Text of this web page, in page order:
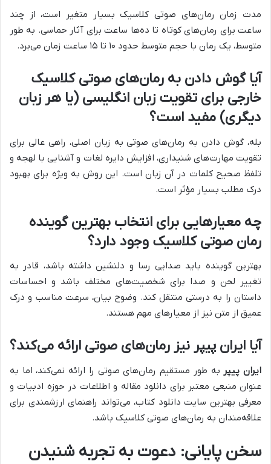
مدت زمان رمان‌های صوتی کلاسیک بسیار متغیر است، از چند
ساعت برای رمان‌های کوتاه تا ده‌ها ساعت برای آثار حماسی. به طور
متوسط، یک رمان با حجم متوسط حدود ۱۰ تا ۱۵ ساعت زمان می‌برد.
آیا گوش دادن به رمان‌های صوتی کلاسیک
خارجی برای تقویت زبان انگلیسی (یا هر زبان
دیگری) مفید است؟
بله، گوش دادن به رمان‌های صوتی به زبان اصلی، راهی عالی برای
تقویت مهارت‌های شنیداری، افزایش دایره لغات و آشنایی با لهجه و
تلفظ صحیح کلمات در آن زبان است. این روش به ویژه برای بهبود
درک مطلب بسیار مؤثر است.
چه معیارهایی برای انتخاب بهترین گوینده
رمان صوتی کلاسیک وجود دارد؟
بهترین گوینده باید صدایی رسا و دلنشین داشته باشد، قادر به
تغییر لحن و صدا برای شخصیت‌های مختلف باشد و احساسات
داستان را به درستی منتقل کند. وضوح بیان، سرعت مناسب و درک
عمیق از متن نیز از معیارهای مهم هستند.
آیا ایران پیپر نیز رمان‌های صوتی ارائه می‌کند؟
ایران پیپر به طور مستقیم رمان‌های صوتی را ارائه نمی‌کند، اما به
عنوان منبعی معتبر برای دانلود مقاله و اطلاعات در حوزه ادبیات و
معرفی بهترین سایت دانلود کتاب، می‌تواند راهنمای ارزشمندی برای
علاقه‌مندان به رمان‌های صوتی کلاسیک باشد.
سخن پایانی: دعوت به تجربه شنیدن